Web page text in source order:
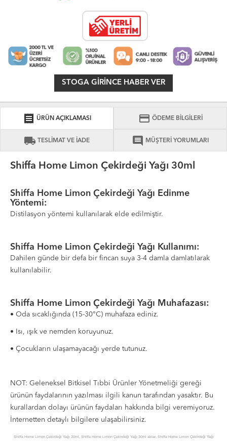
STOGA GIRINCE HABER VER
receipt ÜRÜN AÇIKLAMASI credit_card ÖDEME BİLGİLERİ
local_shipping TESLİMAT VE İADE comment MÜŞTERİ YORUMLARI
Shiffa Home Limon Çekirdeği Yağı 30ml
Shiffa Home Limon Çekirdeği Yağı Edinme
Yöntemi:
Distilasyon yöntemi kullanılarak elde edilmiştir.
Shiffa Home Limon Çekirdeği Yağı Kullanımı:
Dahilen günde bir defa bir fincan suya 3-4 damla damlatılarak
kullanılabilir.
Shiffa Home Limon Çekirdeği Yağı Muhafazası:
• Oda sıcaklığında (15-30°C) muhafaza ediniz.
• Isı, ışık ve nemden koruyunuz.
• Çocukların ulaşamayacağı yerde tutunuz.
NOT: Geleneksel Bitkisel Tıbbi Ürünler Yönetmeliği gereği
ürünün faydalarının yazılması ilgili kanun tarafından yasaktır. Bu
kurallardan dolayı ürünün faydaları hakkında bilgi veremiyoruz.
İnternetten detaylı bilgilere ulaşabilirsiniz.
Shiffa Home Limon Çekirdeği Yağı 30ml, Shiffa Home Limon Çekirdeği Yağı 30ml aktar, Shiffa Home Limon Çekirdeği Yağı